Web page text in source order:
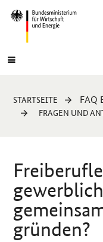
Navigation
Hauptmenü
Sie
sind
STARTSEITE FAQ
FRAGEN UND
gründen?